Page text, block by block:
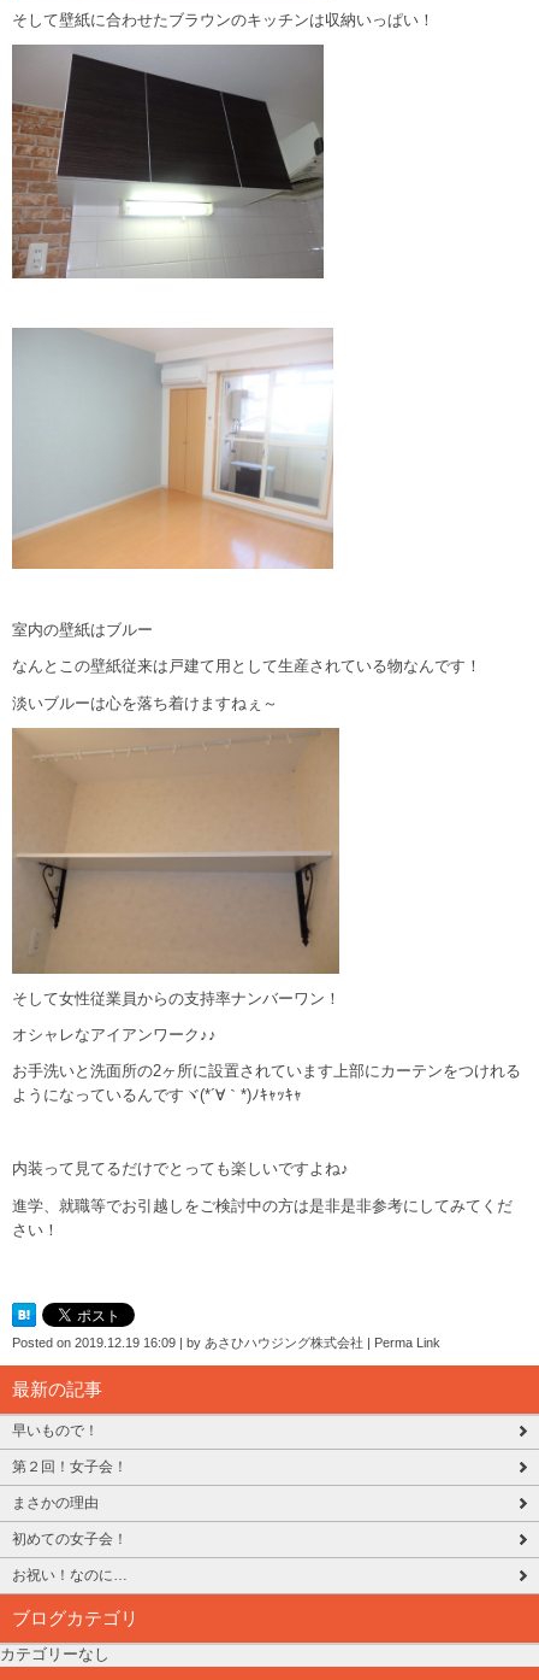
そして壁紙に合わせたブラウンのキッチンは収納いっぱい！
室内の壁紙はブルー
なんとこの壁紙従来は戸建て用として生産されている物なんです！
淡いブルーは心を落ち着けますねぇ～
そして女性従業員からの支持率ナンバーワン！
オシャレなアイアンワーク♪♪
お手洗いと洗面所の2ヶ所に設置されています上部にカーテンをつけれる
ようになっているんですヾ(*´∀｀*)ﾉｷｬｯｷｬ
内装って見てるだけでとっても楽しいですよね♪
進学、就職等でお引越しをご検討中の方は是非是非参考にしてみてくだ
さい！
Posted on 2019.12.19 16:09 | by あさひハウジング株式会社 | Perma Link
最新の記事
早いもので！
第２回！女子会！
まさかの理由
初めての女子会！
お祝い！なのに…
ブログカテゴリ
カテゴリーなし